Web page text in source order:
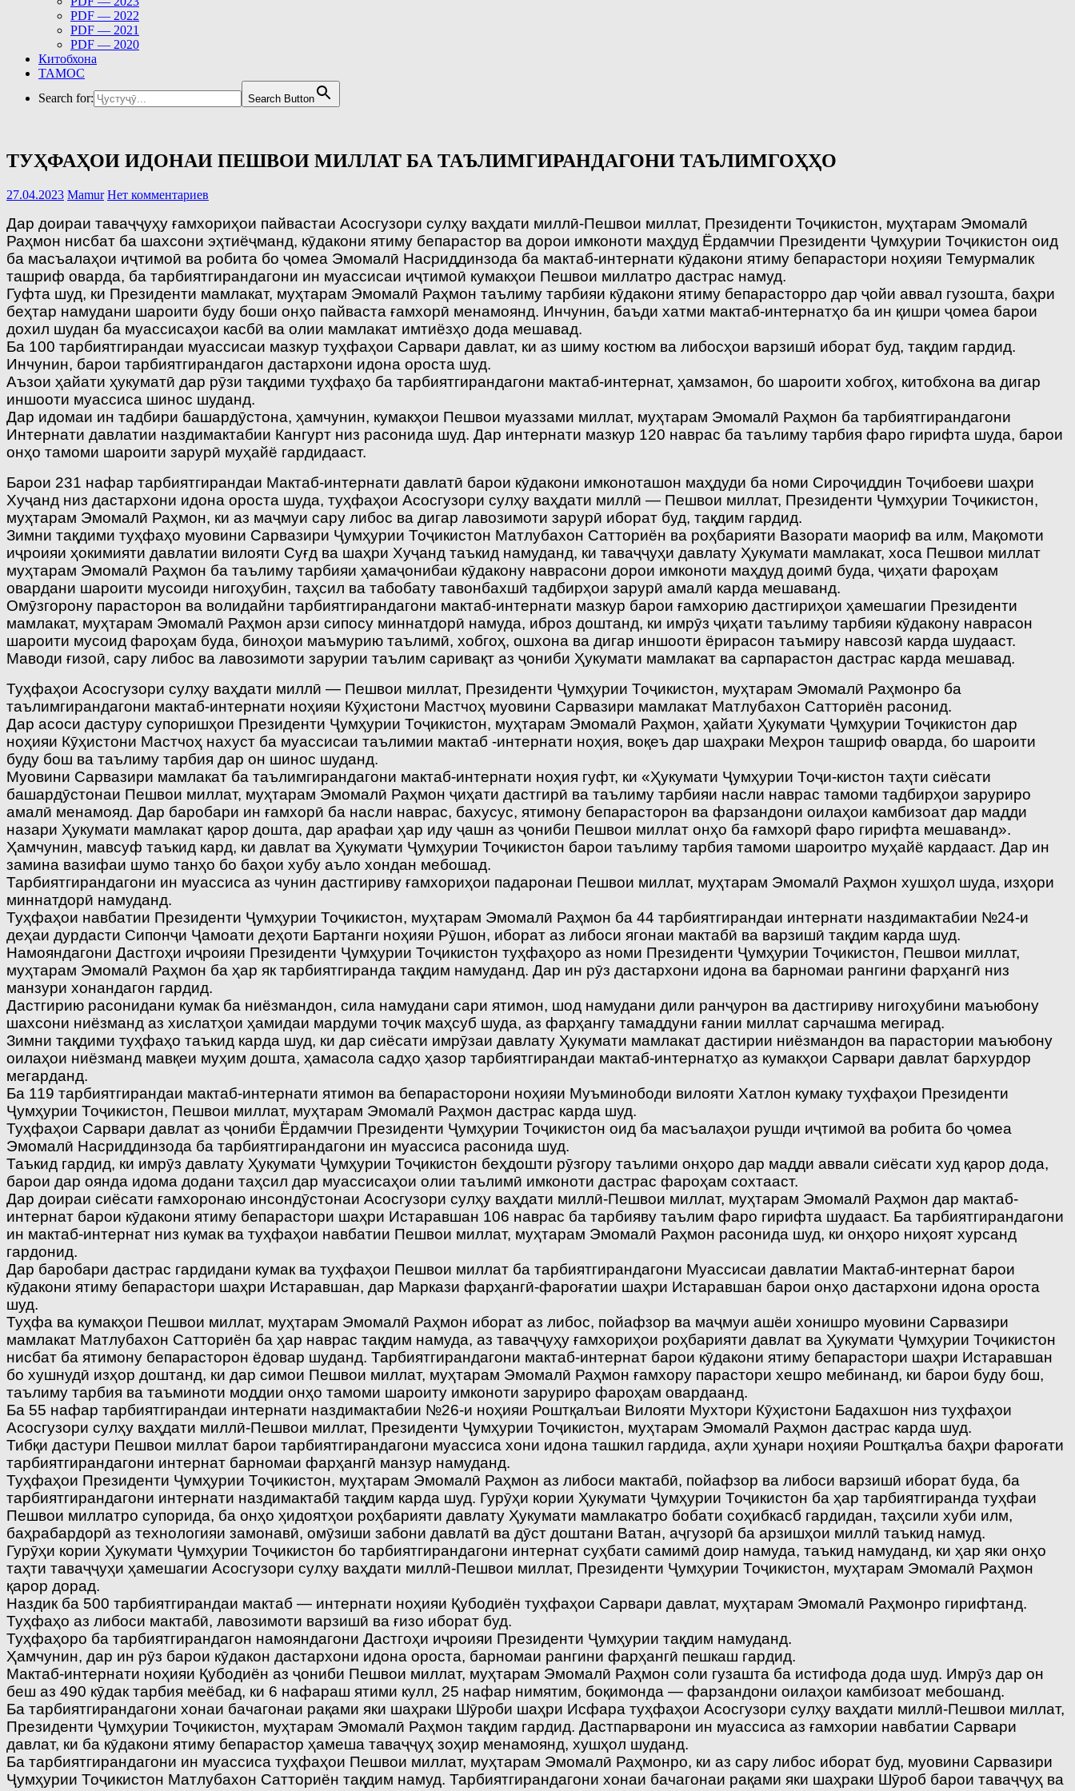
PDF — 2022
PDF — 2021
PDF — 2020
Китобхона
ТАМОС
Search for:
Search Button
ТУҲФАҲОИ ИДОНАИ ПЕШВОИ МИЛЛАТ БА ТАЪЛИМГИРАНДАГОНИ ТАЪЛИМГОҲҲО
27.04.2023 Mamur Нет комментариев
Дар доираи таваҷҷуҳу ғамхориҳои пайвастаи Асосгузори сулҳу ваҳдати миллӣ-Пешвои миллат, Президенти Тоҷикистон, муҳтарам Эмомалӣ
Раҳмон нисбат ба шахсони эҳтиёҷманд, кӯдакони ятиму бепарастор ва дорои имконоти маҳдуд Ёрдамчии Президенти Ҷумҳурии Тоҷикистон оид
ба масъалаҳои иҷтимоӣ ва робита бо ҷомеа Эмомалӣ Насриддинзода ба мактаб-интернати кӯдакони ятиму бепарастори ноҳияи Темурмалик
ташриф оварда, ба тарбиятгирандагони ин муассисаи иҷтимоӣ кумакҳои Пешвои миллатро дастрас намуд.
Гуфта шуд, ки Президенти мамлакат, муҳтарам Эмомалӣ Раҳмон таълиму тарбияи кӯдакони ятиму бепарасторро дар ҷойи аввал гузошта, баҳри
беҳтар намудани шароити буду боши онҳо пайваста ғамхорӣ менамоянд. Инчунин, баъди хатми мактаб-интернатҳо ба ин қишри ҷомеа барои
дохил шудан ба муассисаҳои касбӣ ва олии мамлакат имтиёзҳо дода мешавад.
Ба 100 тарбиятгирандаи муассисаи мазкур туҳфаҳои Сарвари давлат, ки аз шиму костюм ва либосҳои варзишӣ иборат буд, тақдим гардид.
Инчунин, барои тарбиятгирандагон дастархони идона ороста шуд.
Аъзои ҳайати ҳукуматӣ дар рӯзи тақдими туҳфаҳо ба тарбиятгирандагони мактаб-интернат, ҳамзамон, бо шароити хобгоҳ, китобхона ва дигар
иншооти муассиса шинос шуданд.
Дар идомаи ин тадбири башардӯстона, ҳамчунин, кумакҳои Пешвои муаззами миллат, муҳтарам Эмомалӣ Раҳмон ба тарбиятгирандагони
Интернати давлатии наздимактабии Кангурт низ расонида шуд. Дар интернати мазкур 120 наврас ба таълиму тарбия фаро гирифта шуда, барои
онҳо тамоми шароити зарурӣ муҳайё гардидааст.
Барои 231 нафар тарбиятгирандаи Мактаб-интернати давлатӣ барои кӯдакони имконоташон маҳдуди ба номи Сироҷиддин Тоҷибоеви шаҳри
Хуҷанд низ дастархони идона ороста шуда, туҳфаҳои Асосгузори сулҳу ваҳдати миллӣ — Пешвои миллат, Президенти Ҷумҳурии Тоҷикистон,
муҳтарам Эмомалӣ Раҳмон, ки аз маҷмуи сару либос ва дигар лавозимоти зарурӣ иборат буд, тақдим гардид.
Зимни тақдими туҳфаҳо муовини Сарвазири Ҷумҳурии Тоҷикистон Матлубахон Сатториён ва роҳбарияти Вазорати маориф ва илм, Мақомоти
иҷроияи ҳокимияти давлатии вилояти Суғд ва шаҳри Хуҷанд таъкид намуданд, ки таваҷҷуҳи давлату Ҳукумати мамлакат, хоса Пешвои миллат
муҳтарам Эмомалӣ Раҳмон ба таълиму тарбияи ҳамаҷонибаи кӯдакону наврасони дорои имконоти маҳдуд доимӣ буда, ҷиҳати фароҳам
овардани шароити мусоиди нигоҳубин, таҳсил ва табобату тавонбахшӣ тадбирҳои зарурӣ амалӣ карда мешаванд.
Омӯзгорону парасторон ва волидайни тарбиятгирандагони мактаб-интернати мазкур барои ғамхорию дастгириҳои ҳамешагии Президенти
мамлакат, муҳтарам Эмомалӣ Раҳмон арзи сипосу миннатдорӣ намуда, иброз доштанд, ки имрӯз ҷиҳати таълиму тарбияи кӯдакону наврасон
шароити мусоид фароҳам буда, биноҳои маъмурию таълимӣ, хобгоҳ, ошхона ва дигар иншооти ёрирасон таъмиру навсозӣ карда шудааст.
Маводи ғизоӣ, сару либос ва лавозимоти зарурии таълим саривақт аз ҷониби Ҳукумати мамлакат ва сарпарастон дастрас карда мешавад.
Туҳфаҳои Асосгузори сулҳу ваҳдати миллӣ — Пешвои миллат, Президенти Ҷумҳурии Тоҷикистон, муҳтарам Эмомалӣ Раҳмонро ба
таълимгирандагони мактаб-интернати ноҳияи Кӯҳистони Мастчоҳ муовини Сарвазири мамлакат Матлубахон Сатториён расонид.
Дар асоси дастуру супоришҳои Президенти Ҷумҳурии Тоҷикистон, муҳтарам Эмомалӣ Раҳмон, ҳайати Ҳукумати Ҷумҳурии Тоҷикистон дар
ноҳияи Кӯҳистони Мастчоҳ нахуст ба муассисаи таълимии мактаб -интернати ноҳия, воқеъ дар шаҳраки Меҳрон ташриф оварда, бо шароити
буду бош ва таълиму тарбия дар он шинос шуданд.
Муовини Сарвазири мамлакат ба таълимгирандагони мактаб-интернати ноҳия гуфт, ки «Ҳукумати Ҷумҳурии Тоҷи-кистон таҳти сиёсати
башардӯстонаи Пешвои миллат, муҳтарам Эмомалӣ Раҳмон ҷиҳати дастгирӣ ва таълиму тарбияи насли наврас тамоми тадбирҳои заруриро
амалӣ менамояд. Дар баробари ин ғамхорӣ ба насли наврас, бахусус, ятимону бепарасторон ва фарзандони оилаҳои камбизоат дар мадди
назари Ҳукумати мамлакат қарор дошта, дар арафаи ҳар иду ҷашн аз ҷониби Пешвои миллат онҳо ба ғамхорӣ фаро гирифта мешаванд».
Ҳамчунин, мавсуф таъкид кард, ки давлат ва Ҳукумати Ҷумҳурии Тоҷикистон барои таълиму тарбия тамоми шароитро муҳайё кардааст. Дар ин
замина вазифаи шумо танҳо бо баҳои хубу аъло хондан мебошад.
Тарбиятгирандагони ин муассиса аз чунин дастгириву ғамхориҳои падаронаи Пешвои миллат, муҳтарам Эмомалӣ Раҳмон хушҳол шуда, изҳори
миннатдорӣ намуданд.
Туҳфаҳои навбатии Президенти Ҷумҳурии Тоҷикистон, муҳтарам Эмомалӣ Раҳмон ба 44 тарбиятгирандаи интернати наздимактабии №24-и
деҳаи дурдасти Сипонҷи Ҷамоати деҳоти Бартанги ноҳияи Рӯшон, иборат аз либоси ягонаи мактабӣ ва варзишӣ тақдим карда шуд.
Намояндагони Дастгоҳи иҷроияи Президенти Ҷумҳурии Тоҷикистон туҳфаҳоро аз номи Президенти Ҷумҳурии Тоҷикистон, Пешвои миллат,
муҳтарам Эмомалӣ Раҳмон ба ҳар як тарбиятгиранда тақдим намуданд. Дар ин рӯз дастархони идона ва барномаи рангини фарҳангӣ низ
манзури хонандагон гардид.
Дастгирию расонидани кумак ба ниёзмандон, сила намудани сари ятимон, шод намудани дили ранҷурон ва дастгириву нигоҳубини маъюбону
шахсони ниёзманд аз хислатҳои ҳамидаи мардуми тоҷик маҳсуб шуда, аз фарҳангу тамаддуни ғании миллат сарчашма мегирад.
Зимни тақдими туҳфаҳо таъкид карда шуд, ки дар сиёсати имрӯзаи давлату Ҳукумати мамлакат дастирии ниёзмандон ва парастории маъюбону
оилаҳои ниёзманд мавқеи муҳим дошта, ҳамасола садҳо ҳазор тарбиятгирандаи мактаб-интернатҳо аз кумакҳои Сарвари давлат бархурдор
мегарданд.
Ба 119 тарбиятгирандаи мактаб-интернати ятимон ва бепарасторони ноҳияи Муъминободи вилояти Хатлон кумаку туҳфаҳои Президенти
Ҷумҳурии Тоҷикистон, Пешвои миллат, муҳтарам Эмомалӣ Раҳмон дастрас карда шуд.
Туҳфаҳои Сарвари давлат аз ҷониби Ёрдамчии Президенти Ҷумҳурии Тоҷикистон оид ба масъалаҳои рушди иҷтимоӣ ва робита бо ҷомеа
Эмомалӣ Насриддинзода ба тарбиятгирандагони ин муассиса расонида шуд.
Таъкид гардид, ки имрӯз давлату Ҳукумати Ҷумҳурии Тоҷикистон беҳдошти рӯзгору таълими онҳоро дар мадди аввали сиёсати худ қарор дода,
барои дар оянда идома додани таҳсил дар муассисаҳои олии таълимӣ имконоти дастрас фароҳам сохтааст.
Дар доираи сиёсати ғамхоронаю инсондӯстонаи Асосгузори сулҳу ваҳдати миллӣ-Пешвои миллат, муҳтарам Эмомалӣ Раҳмон дар мактаб-
интернат барои кӯдакони ятиму бепарастори шаҳри Истаравшан 106 наврас ба тарбияву таълим фаро гирифта шудааст. Ба тарбиятгирандагони
ин мактаб-интернат низ кумак ва туҳфаҳои навбатии Пешвои миллат, муҳтарам Эмомалӣ Раҳмон расонида шуд, ки онҳоро ниҳоят хурсанд
гардонид.
Дар баробари дастрас гардидани кумак ва туҳфаҳои Пешвои миллат ба тарбиятгирандагони Муассисаи давлатии Мактаб-интернат барои
кӯдакони ятиму бепарастори шаҳри Истаравшан, дар Маркази фарҳангӣ-фароғатии шаҳри Истаравшан барои онҳо дастархони идона ороста
шуд.
Туҳфа ва кумакҳои Пешвои миллат, муҳтарам Эмомалӣ Раҳмон иборат аз либос, пойафзор ва маҷмуи ашёи хонишро муовини Сарвазири
мамлакат Матлубахон Сатториён ба ҳар наврас тақдим намуда, аз таваҷҷуҳу ғамхориҳои роҳбарияти давлат ва Ҳукумати Ҷумҳурии Тоҷикистон
нисбат ба ятимону бепарасторон ёдовар шуданд. Тарбиятгирандагони мактаб-интернат барои кӯдакони ятиму бепарастори шаҳри Истаравшан
бо хушнудӣ изҳор доштанд, ки дар симои Пешвои миллат, муҳтарам Эмомалӣ Раҳмон ғамхору парастори хешро мебинанд, ки барои буду бош,
таълиму тарбия ва таъминоти моддии онҳо тамоми шароиту имконоти заруриро фароҳам овардаанд.
Ба 55 нафар тарбиятгирандаи интернати наздимактабии №26-и ноҳияи Роштқалъаи Вилояти Мухтори Кӯҳистони Бадахшон низ туҳфаҳои
Асосгузори сулҳу ваҳдати миллӣ-Пешвои миллат, Президенти Ҷумҳурии Тоҷикистон, муҳтарам Эмомалӣ Раҳмон дастрас карда шуд.
Тибқи дастури Пешвои миллат барои тарбиятгирандагони муассиса хони идона ташкил гардида, аҳли ҳунари ноҳияи Роштқалъа баҳри фароғати
тарбиятгирандагони интернат барномаи фарҳангӣ манзур намуданд.
Туҳфаҳои Президенти Ҷумҳурии Тоҷикистон, муҳтарам Эмомалӣ Раҳмон аз либоси мактабӣ, пойафзор ва либоси варзишӣ иборат буда, ба
тарбиятгирандагони интернати наздимактабӣ тақдим карда шуд. Гурӯҳи кории Ҳукумати Ҷумҳурии Тоҷикистон ба ҳар тарбиятгиранда туҳфаи
Пешвои миллатро супорида, ба онҳо ҳидоятҳои роҳбарияти давлату Ҳукумати мамлакатро бобати соҳибкасб гардидан, таҳсили хуби илм,
баҳрабардорӣ аз технологияи замонавӣ, омӯзиши забони давлатӣ ва дӯст доштани Ватан, аҷгузорӣ ба арзишҳои миллӣ таъкид намуд.
Гурӯҳи кории Ҳукумати Ҷумҳурии Тоҷикистон бо тарбиятгирандагони интернат суҳбати самимӣ доир намуда, таъкид намуданд, ки ҳар яки онҳо
таҳти таваҷҷуҳи ҳамешагии Асосгузори сулҳу ваҳдати миллӣ-Пешвои миллат, Президенти Ҷумҳурии Тоҷикистон, муҳтарам Эмомалӣ Раҳмон
қарор дорад.
Наздик ба 500 тарбиятгирандаи мактаб — интернати ноҳияи Қубодиён туҳфаҳои Сарвари давлат, муҳтарам Эмомалӣ Раҳмонро гирифтанд.
Туҳфаҳо аз либоси мактабӣ, лавозимоти варзишӣ ва ғизо иборат буд.
Туҳфаҳоро ба тарбиятгирандагон намояндагони Дастгоҳи иҷроияи Президенти Ҷумҳурии тақдим намуданд.
Ҳамчунин, дар ин рӯз барои кӯдакон дастархони идона ороста, барномаи рангини фарҳангӣ пешкаш гардид.
Мактаб-интернати ноҳияи Қубодиён аз ҷониби Пешвои миллат, муҳтарам Эмомалӣ Раҳмон соли гузашта ба истифода дода шуд. Имрӯз дар он
беш аз 490 кӯдак тарбия меёбад, ки 6 нафараш ятими кулл, 25 нафар нимятим, боқимонда — фарзандони оилаҳои камбизоат мебошанд.
Ба тарбиятгирандагони хонаи бачагонаи рақами яки шаҳраки Шӯроби шаҳри Исфара туҳфаҳои Асосгузори сулҳу ваҳдати миллӣ-Пешвои миллат,
Президенти Ҷумҳурии Тоҷикистон, муҳтарам Эмомалӣ Раҳмон тақдим гардид. Дастпарварони ин муассиса аз ғамхории навбатии Сарвари
давлат, ки ба кӯдакони ятиму бепарастор ҳамеша таваҷҷуҳ зоҳир менамоянд, хушҳол шуданд.
Ба тарбиятгирандагони ин муассиса туҳфаҳои Пешвои миллат, муҳтарам Эмомалӣ Раҳмонро, ки аз сару либос иборат буд, муовини Сарвазири
Ҷумҳурии Тоҷикистон Матлубахон Сатториён тақдим намуд. Тарбиятгирандагони хонаи бачагонаи рақами яки шаҳраки Шӯроб барои таваҷҷуҳ ва